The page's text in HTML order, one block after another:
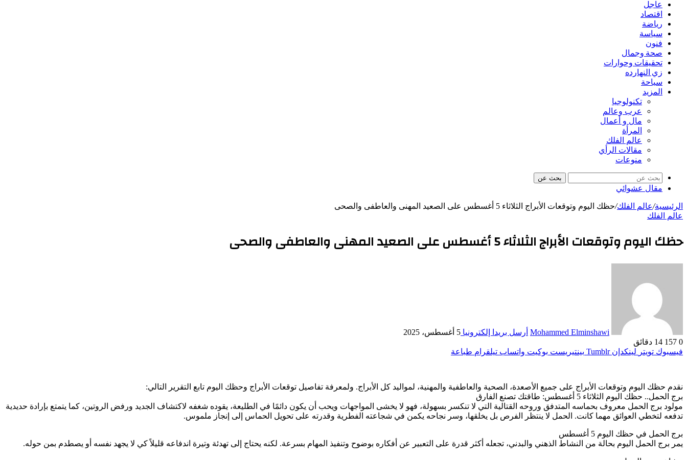
عاجل
اقتصاد
رياضة
سياسة
فنون
صحة وجمال
تحقيقات وحوارات
زي النهارده
سياحة
المزيد
تكنولوجيا
عرب وعالم
مال و أعمال
المرأة
عالم الفلك
مقالات الرأي
منوعات
بحث عن
مقال عشوائي
الرئيسية/عالم الفلك/حظك اليوم وتوقعات الأبراج الثلاثاء 5 أغسطس على الصعيد المهنى والعاطفى والصحى
عالم الفلك
حظك اليوم وتوقعات الأبراج الثلاثاء 5 أغسطس على الصعيد المهنى والعاطفى والصحى
Mohammed Elminshawi أرسل بريدا إلكترونيا 5 أغسطس، 2025
0
14 دقائق
فيسبوك تويتر لينكدإن بينتيريست بوكيت واتساب تيلقرام طباعة
نقدم حظك اليوم وتوقعات الأبراج على جميع الأصعدة، الصحية والعاطفية والمهنية، لمواليد كل الأبراج. ولمعرفة تفاصيل توقعات الأبراج وحظك اليوم تابع التقرير التالي:
برج الحمل.. حظك اليوم الثلاثاء 5 أغسطس: طاقتك تصنع الفارق
مولود برج الحمل معروف بحماسه المتدفق وروحه القتالية التي لا تنكسر بسهولة، فهو لا يخشى المواجهات ويحب أن يكون دائمًا في الطليعة، يقوده شغفه لاكتشاف الجديد ورفض الروتين، كما يتمتع بإرادة حديدية
تدفعه لتخطي العوائق مهما كانت. الحمل لا ينتظر الفرص بل يخلقها، وسر نجاحه يكمن في شجاعته الفطرية وقدرته على تحويل الحماس إلى إنجاز ملموس.
برج الحمل في حظك اليوم 5 أغسطس
يمر برج الحمل اليوم بحالة من النشاط الذهني والبدني، تجعله أكثر قدرة على التعبير عن أفكاره بوضوح وتنفيذ المهام بسرعة. لكنه يحتاج إلى تهدئة وتيرة اندفاعه قليلاً كي لا يجهد نفسه أو يصطدم بمن حوله.